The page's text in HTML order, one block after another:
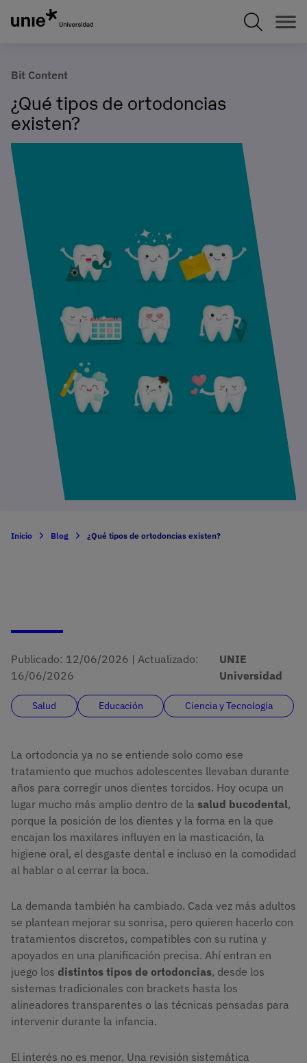
Bit Content
¿Qué tipos de ortodoncias
existen?
Inicio Blog ¿Qué tipos de ortodoncias existen?
Publicado: 12/06/2026 | Actualizado:
16/06/2026
UNIE
Universidad
Salud Educación Ciencia y Tecnología
La ortodoncia ya no se entiende solo como ese
tratamiento que muchos adolescentes llevaban durante
años para corregir unos dientes torcidos. Hoy ocupa un
lugar mucho más amplio dentro de la salud bucodental,
porque la posición de los dientes y la forma en la que
encajan los maxilares influyen en la masticación, la
higiene oral, el desgaste dental e incluso en la comodidad
al hablar o al cerrar la boca.
La demanda también ha cambiado. Cada vez más adultos
se plantean mejorar su sonrisa, pero quieren hacerlo con
tratamientos discretos, compatibles con su rutina y
apoyados en una planificación precisa. Ahí entran en
juego los distintos tipos de ortodoncias, desde los
sistemas tradicionales con brackets hasta los
alineadores transparentes o las técnicas pensadas para
intervenir durante la infancia.
El interés no es menor. Una revisión sistemática